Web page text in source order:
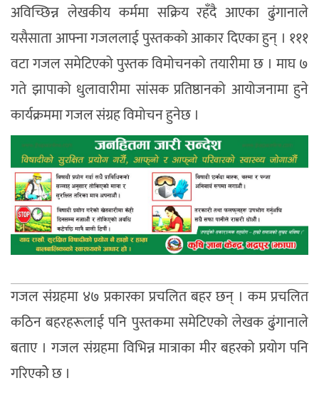
अविच्छिन्न लेखकीय कर्ममा सक्रिय रहँदै आएका ढुंगानाले
यसैसाता आफ्ना गजललाई पुस्तकको आकार दिएका हुन् । १११
वटा गजल समेटिएको पुस्तक विमोचनको तयारीमा छ । माघ ७
गते झापाको धुलावारीमा सांसक प्रतिष्ठानको आयोजनामा हुने
कार्यक्रममा गजल संग्रह विमोचन हुनेछ ।
गजल संग्रहमा ४७ प्रकारका प्रचलित बहर छन् । कम प्रचलित
कठिन बहरहरूलाई पनि पुस्तकमा समेटिएको लेखक ढुंगानाले
बताए । गजल संग्रहमा विभिन्न मात्राका मीर बहरको प्रयोग पनि
गरिएकोे छ ।